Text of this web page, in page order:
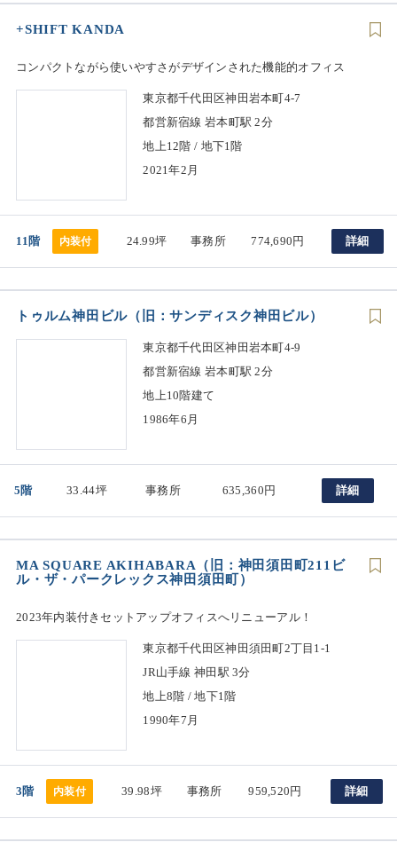
+SHIFT KANDA
コンパクトながら使いやすさがデザインされた機能的オフィス
東京都千代田区神田岩本町4-7
都営新宿線 岩本町駅 2分
地上12階 / 地下1階
2021年2月
11階 内装付 24.99坪 事務所 774,690円 詳細
トゥルム神田ビル（旧：サンディスク神田ビル）
東京都千代田区神田岩本町4-9
都営新宿線 岩本町駅 2分
地上10階建て
1986年6月
5階 33.44坪 事務所 635,360円 詳細
MA SQUARE AKIHABARA（旧：神田須田町211ビ
ル・ザ・パークレックス神田須田町）
2023年内装付きセットアップオフィスへリニューアル！
東京都千代田区神田須田町2丁目1-1
JR山手線 神田駅 3分
地上8階 / 地下1階
1990年7月
3階 内装付 39.98坪 事務所 959,520円 詳細